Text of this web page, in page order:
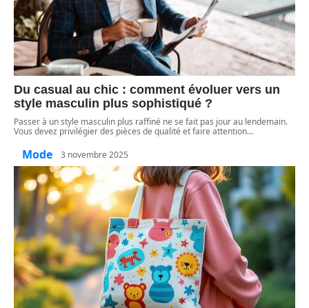
Du casual au chic : comment évoluer vers un
style masculin plus sophistiqué ?
Passer à un style masculin plus raffiné ne se fait pas jour au lendemain.
Vous devez privilégier des pièces de qualité et faire attention…
Mode 3 novembre 2025